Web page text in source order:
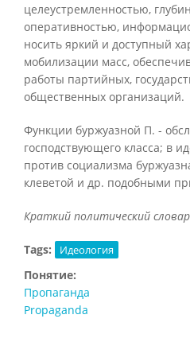
целеустремленностью,
оперативностью,
носить яркий и доступный
мобилизации масс,
работы партийных,
общественных организаций.
Функции буржуазной П. -
господствующего класса; в
против социализма
клеветой и др. подобными
Краткий политический
Tags: Идеология
Понятие:
Пропаганда
Propaganda